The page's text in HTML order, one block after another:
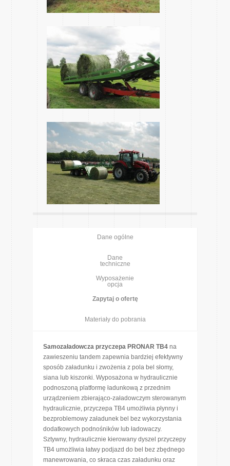
Dane ogólne
Dane
techniczne
Wyposażenie
opcja
Zapytaj o ofertę
Materiały do pobrania
Samozaładowcza przyczepa PRONAR TB4 na
zawieszeniu tandem zapewnia bardziej efektywny
sposób załadunku i zwożenia z pola bel słomy,
siana lub kiszonki. Wyposażona w hydraulicznie
podnoszoną platformę ładunkową z przednim
urządzeniem zbierająco-załadowczym sterowanym
hydraulicznie, przyczepa TB4 umożliwia płynny i
bezproblemowy załadunek bel bez wykorzystania
dodatkowych podnośników lub ładowaczy.
Sztywny, hydraulicznie kierowany dyszel przyczepy
TB4 umożliwia łatwy podjazd do bel bez zbędnego
manewrowania, co skraca czas załadunku oraz